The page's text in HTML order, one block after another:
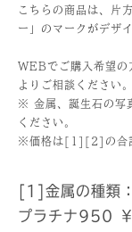
こちらの商品は、片
ー」のマークがデザ
WEBでご購入希望
よりご相談ください。
※ 金属、誕生石の写
ください。
※価格は[1][2]の合計
[1]金属の種類
プラチナ950